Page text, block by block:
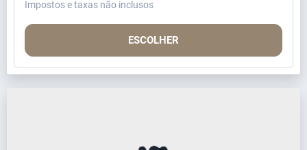
Impostos e taxas não inclusos
ESCOLHER